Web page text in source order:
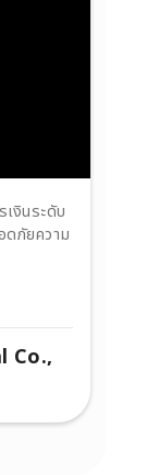
งินระดับ
ดภัยความ
Co.,